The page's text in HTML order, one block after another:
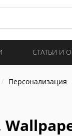
СТАТЬИ И
Персонализация